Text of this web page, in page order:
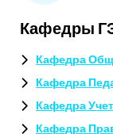
Кафедры
Кафедра
Кафедра
Кафедра
Кафедра